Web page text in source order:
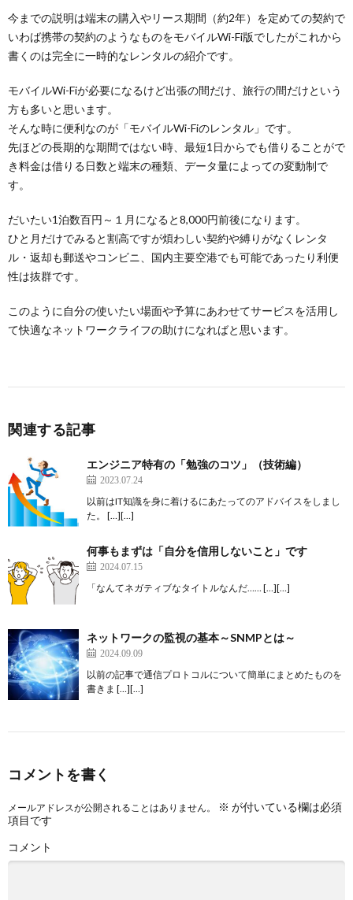
今までの説明は端末の購入やリース期間（約2年）を定めての契約で
いわば携帯の契約のようなものをモバイルWi-Fi版でしたがこれから
書くのは完全に一時的なレンタルの紹介です。
モバイルWi-Fiが必要になるけど出張の間だけ、旅行の間だけという
方も多いと思います。
そんな時に便利なのが「モバイルWi-Fiのレンタル」です。
先ほどの長期的な期間ではない時、最短1日からでも借りることがで
き料金は借りる日数と端末の種類、データ量によっての変動制で
す。
だいたい1泊数百円～１月になると8,000円前後になります。
ひと月だけでみると割高ですが煩わしい契約や縛りがなくレンタ
ル・返却も郵送やコンビニ、国内主要空港でも可能であったり利便
性は抜群です。
このように自分の使いたい場面や予算にあわせてサービスを活用し
て快適なネットワークライフの助けになればと思います。
関連する記事
エンジニア特有の「勉強のコツ」（技術編）
2023.07.24
以前はIT知識を身に着けるにあたってのアドバイスをしまし
た。 […][…]
何事もまずは「自分を信用しないこと」です
2024.07.15
「なんてネガティブなタイトルなんだ…… […][…]
ネットワークの監視の基本～SNMPとは～
2024.09.09
以前の記事で通信プロトコルについて簡単にまとめたものを
書きま […][…]
コメントを書く
メールアドレスが公開されることはありません。 ※ が付いている欄は必須
項目です
コメント